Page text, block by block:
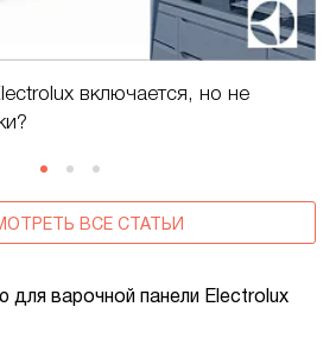
для варочной панели Electrolux
включается, но не
ВСЕ СТАТЬИ